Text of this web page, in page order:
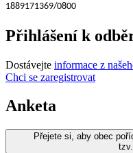
1889171369/0800
Přihlášení k
Dostávejte informace z
Chci se zaregistrovat
Anketa
Přejete si, aby obec